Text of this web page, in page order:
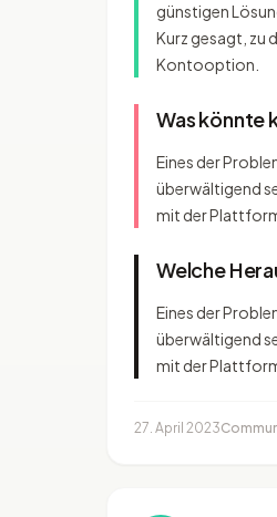
günstigen
Kurz gesagt, zu
Kontooption.
Was könnte
Eines der
überwältigend
mit der
Welche
Eines der
überwältigend
mit der
27. April 2023